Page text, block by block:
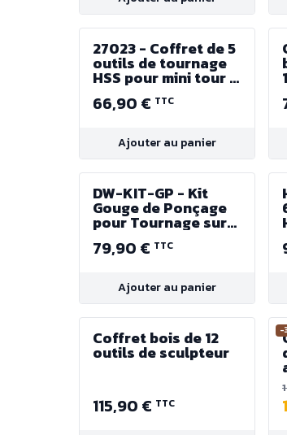
27023 - Coffret de 5
outils de tournage
HSS pour mini tour à
66,90 € TTC
Ajouter au panier
DW-KIT-GP - Kit
Gouge de Ponçage
pour Tournage sur
Bois
79,90 € TTC
Ajouter au panier
Coffret bois de 12
outils de sculpteur
115,90 € TTC
-